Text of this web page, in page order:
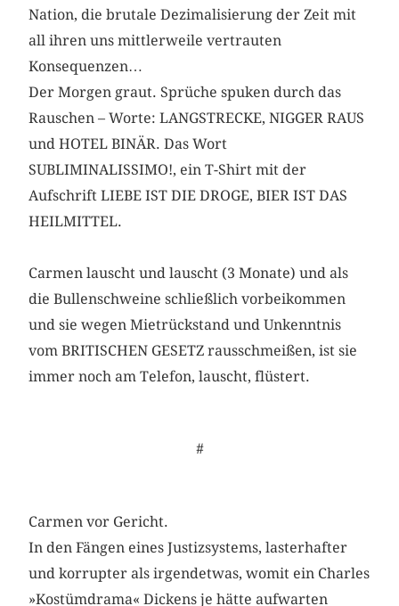
Nation, die brutale Dezimalisierung der Zeit mit
all ihren uns mittlerweile vertrauten
Konsequenzen…
Der Morgen graut. Sprüche spuken durch das
Rauschen – Worte: LANGSTRECKE, NIGGER RAUS
und HOTEL BINÄR. Das Wort
SUBLIMINALISSIMO!, ein T-Shirt mit der
Aufschrift LIEBE IST DIE DROGE, BIER IST DAS
HEILMITTEL.
Carmen lauscht und lauscht (3 Monate) und als
die Bullenschweine schließlich vorbeikommen
und sie wegen Mietrückstand und Unkenntnis
vom BRITISCHEN GESETZ rausschmeißen, ist sie
immer noch am Telefon, lauscht, flüstert.
#
Carmen vor Gericht.
In den Fängen eines Justizsystems, lasterhafter
und korrupter als irgendetwas, womit ein Charles
»Kostümdrama« Dickens je hätte aufwarten